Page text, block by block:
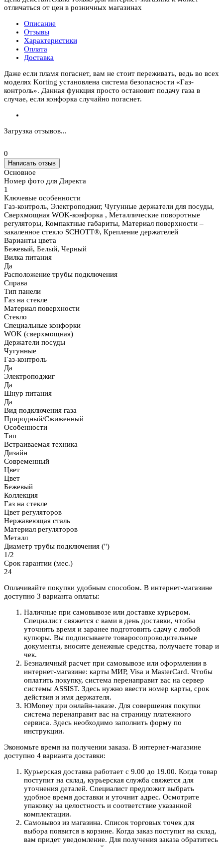
отличаться от цен в розничных магазинах
Описание
Отзывы
Характеристики
Оплата
Доставка
Даже если пламя погаснет, вам не стоит переживать, ведь во всех
моделях Korting установлена система безопасности «Газ-
контроль». Данная функция просто остановит подачу газа в
случае, если конфорка случайно погаснет.
Загрузка отзывов...
0
Написать отзыв
Основное
Номер фото для Директа
1
Ключевые особенности
Газ-контроль, Электроподжиг, Чугунные держатели для посуды,
Сверхмощная WOK-конфорка , Металлические поворотные
регуляторы, Компактные габариты, Материал поверхности –
закаленное стекло SCHOTT®, Крепление держателей
Варианты цвета
Бежевый, Белый, Черный
Вилка питания
Да
Расположение трубы подключения
Справа
Тип панели
Газ на стекле
Материал поверхности
Стекло
Специальные конфорки
WOK (сверхмощная)
Держатели посуды
Чугунные
Газ-контроль
Да
Электроподжиг
Да
Шнур питания
Да
Вид подключения газа
Природный/Сжиженный
Особенности
Тип
Встраиваемая техника
Дизайн
Современный
Цвет
Цвет
Бежевый
Коллекция
Газ на стекле
Цвет регуляторов
Нержавеющая сталь
Материал регуляторов
Металл
Диаметр трубы подключения ('')
1/2
Срок гарантии (мес.)
24
Оплачивайте покупки удобным способом. В интернет-магазине
доступно 3 варианта оплаты:
Наличные при самовывозе или доставке курьером.
Специалист свяжется с вами в день доставки, чтобы
уточнить время и заранее подготовить сдачу с любой
купюры. Вы подписываете товаросопроводительные
документы, вносите денежные средства, получаете товар и
чек.
Безналичный расчет при самовывозе или оформлении в
интернет-магазине: карты МИР, Visa и MasterCard. Чтобы
оплатить покупку, система перенаправит вас на сервер
системы ASSIST. Здесь нужно ввести номер карты, срок
действия и имя держателя.
ЮMoney при онлайн-заказе. Для совершения покупки
система перенаправит вас на страницу платежного
сервиса. Здесь необходимо заполнить форму по
инструкции.
Экономьте время на получении заказа. В интернет-магазине
доступно 4 варианта доставки:
Курьерская доставка работает с 9.00 до 19.00. Когда товар
поступит на склад, курьерская служба свяжется для
уточнения деталей. Специалист предложит выбрать
удобное время доставки и уточнит адрес. Осмотрите
упаковку на целостность и соответствие указанной
комплектации.
Самовывоз из магазина. Список торговых точек для
выбора появится в корзине. Когда заказ поступит на склад,
вам придет уведомление. Для получения заказа обратитесь